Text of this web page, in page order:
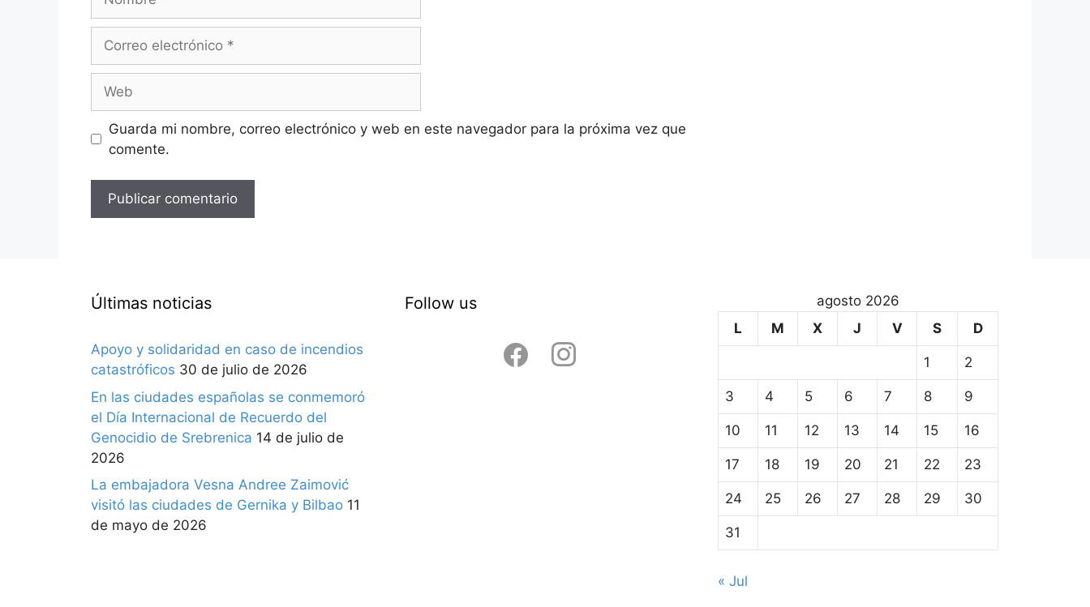
electrónico
Guarda mi nombre, correo electrónico y web en este navegador para la próxima vez que
comente.
Últimas noticias
Apoyo y solidaridad en caso de incendios
catastróficos 30 de julio de 2026
En las ciudades españolas se conmemoró
el Día Internacional de Recuerdo del
Genocidio de Srebrenica 14 de julio de
2026
La embajadora Vesna Andree Zaimović
visitó las ciudades de Gernika y Bilbao 11
de mayo de 2026
Follow us
facebookinstagram
agosto 2026
L
M X J V S D
1 2
3 4 5 6 7 8 9
10 11 12 13 14 15 16
17 18 19 20 21 22 23
24 25 26 27 28 29 30
31
« Jul